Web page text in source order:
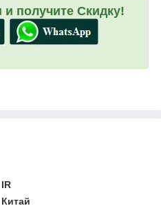
получите Скидку!
IR
Китай